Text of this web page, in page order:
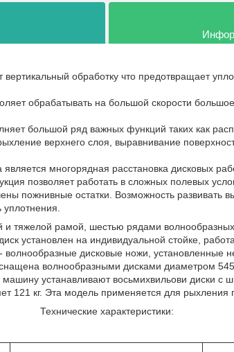
обработку что предотвращает
на большой скорости большое
большой ряд важных функций таких как
верхнего слоя, выравнивание
многорядная расстановка дисковых
позволяет работать в сложных полевых
пожнивные остатки. Возможность развивать
уплотнения.
и тяжелой рамой, шестью рядами
установлен на индивидуальной стойке,
волнообразные дисковые ножи, установленные
волнообразными дисками диаметром
устанавливают восьмихвильови диски с
121 кг. Эта модель применяется для
Технические характеристики: